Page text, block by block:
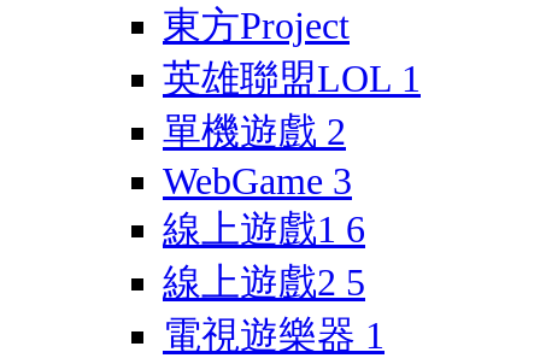
東方Project
英雄聯盟LOL 1
單機遊戲 2
WebGame 3
線上遊戲1 6
線上遊戲2 5
電視遊樂器 1